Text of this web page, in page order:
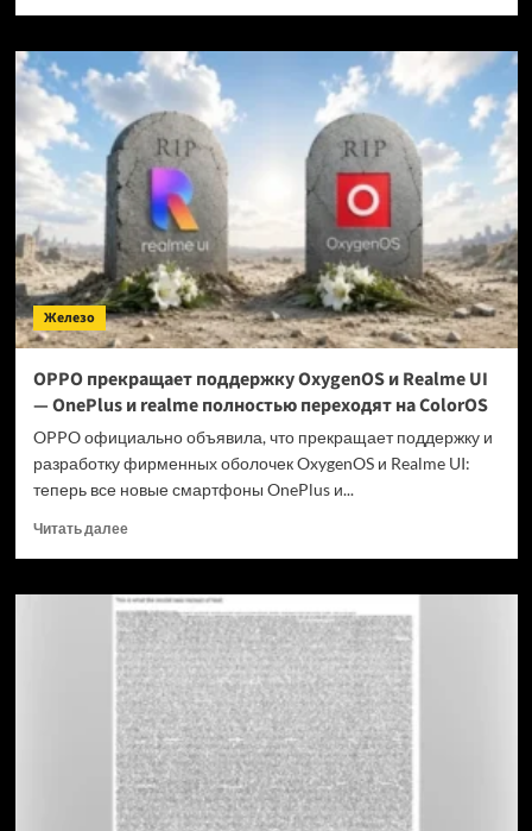
Когда
GTA
на ПК?
Железо
OPPO прекращает поддержку OxygenOS и Realme UI
— OnePlus и realme полностью переходят на ColorOS
OPPO официально объявила, что прекращает поддержку и
разработку фирменных оболочек OxygenOS и Realme UI:
теперь все новые смартфоны OnePlus и...
Читать далееПрочитать
OPPO
прекращает
поддержку
OxygenOS
и
Realme
UI
—
OnePlus
и
realme